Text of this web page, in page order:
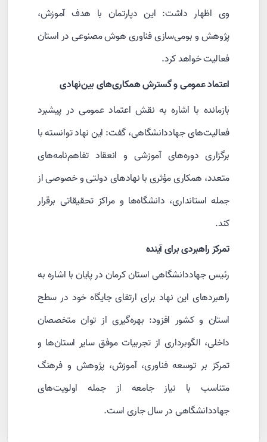
وی اظهار داشت: این دپارتمان با هدف آموزش،
پژوهش و بومی‌سازی فناوری هوش مصنوعی در استان
فعالیت خواهد کرد.
اعتماد عمومی و گسترش همکاری‌های بین‌نهادی
بازمانده با اشاره به نقش اعتماد عمومی در پیشبرد
فعالیت‌های جهاددانشگاهی، گفت: این نهاد توانسته با
برگزاری دوره‌های آموزشی و انعقاد تفاهم‌نامه‌های
متعدد، همکاری مؤثری با نهادهای دولتی و خصوصی از
جمله استانداری، دانشگاه‌ها و مراکز تحقیقاتی برقرار
کند.
تمرکز راهبردی برای آینده
رئیس جهاددانشگاهی استان کرمان در پایان با اشاره به
راهبردهای این نهاد برای ارتقای جایگاه خود در سطح
استان و کشور افزود: بهره‌گیری از توان متخصصان
داخلی، الگوبرداری از تجربیات موفق سایر استان‌ها و
تمرکز بر توسعه فناوری، آموزش، پژوهش و فرهنگ
متناسب با نیاز جامعه از جمله اولویت‌های
جهاددانشگاهی در سال جاری است.